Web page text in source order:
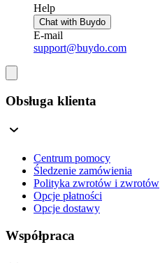
Help
Chat with Buydo
E-mail
support@buydo.com
Obsługa klienta
Centrum pomocy
Śledzenie zamówienia
Polityka zwrotów i zwrotów
Opcje płatności
Opcje dostawy
Współpraca